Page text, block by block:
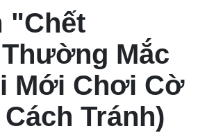
"Chết
Mắc
Mới Chơi Cờ
Tránh)